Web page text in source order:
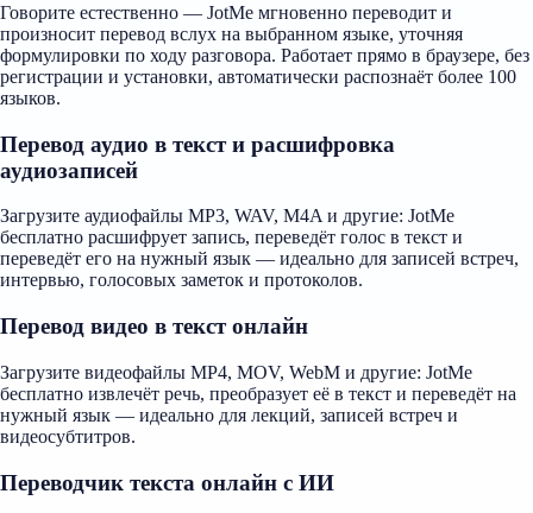
Говорите естественно — JotMe мгновенно переводит и
произносит перевод вслух на выбранном языке, уточняя
формулировки по ходу разговора. Работает прямо в браузере, без
регистрации и установки, автоматически распознаёт более 100
языков.
Перевод аудио в текст и расшифровка
аудиозаписей
Загрузите аудиофайлы MP3, WAV, M4A и другие: JotMe
бесплатно расшифрует запись, переведёт голос в текст и
переведёт его на нужный язык — идеально для записей встреч,
интервью, голосовых заметок и протоколов.
Перевод видео в текст онлайн
Загрузите видеофайлы MP4, MOV, WebM и другие: JotMe
бесплатно извлечёт речь, преобразует её в текст и переведёт на
нужный язык — идеально для лекций, записей встреч и
видеосубтитров.
Переводчик текста онлайн с ИИ